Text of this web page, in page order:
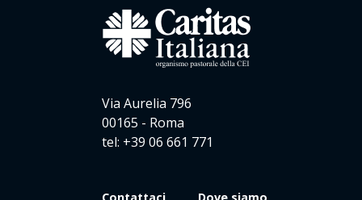
Via Aurelia 796
00165 - Roma
tel: +39 06 661 771